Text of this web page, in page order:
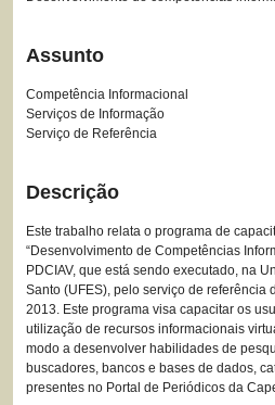
Assunto
Competência Informacional
Serviços de Informação
Serviço de Referência
Descrição
Este trabalho relata o programa de
“Desenvolvimento de Competências
PDCIAV, que está sendo executado, na
Santo (UFES), pelo serviço de referência
2013. Este programa visa capacitar os
utilização de recursos informacionais
modo a desenvolver habilidades de
buscadores, bancos e bases de dados,
presentes no Portal de Periódicos da